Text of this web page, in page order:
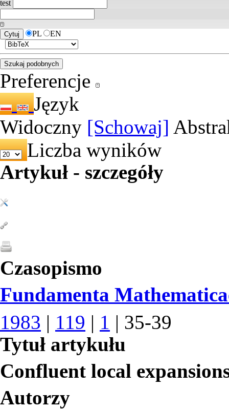
test
PL EN
Preferencje
Język
Widoczny [Schowaj]
Liczba wyników
Artykuł - szczegóły
Czasopismo
Fundamenta
1983 | 119 | 1 | 35-39
Tytuł artykułu
Confluent local
Autorzy